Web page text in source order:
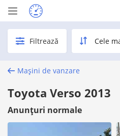
Filtrează
Mașini de vanzare
Toyota Verso 2013
Anunțuri normale